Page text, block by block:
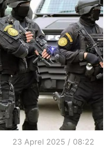
23 Aprel 2025 / 08:22